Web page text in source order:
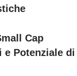
Cap
e Potenziale di